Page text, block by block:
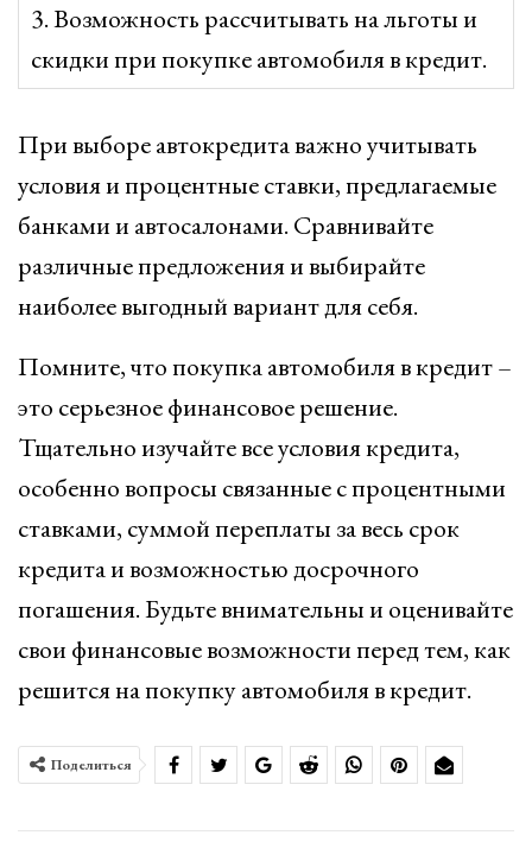
3. Возможность рассчитывать на льготы и
скидки при покупке автомобиля в кредит.
При выборе автокредита важно учитывать
условия и процентные ставки, предлагаемые
банками и автосалонами. Сравнивайте
различные предложения и выбирайте
наиболее выгодный вариант для себя.
Помните, что покупка автомобиля в кредит –
это серьезное финансовое решение.
Тщательно изучайте все условия кредита,
особенно вопросы связанные с процентными
ставками, суммой переплаты за весь срок
кредита и возможностью досрочного
погашения. Будьте внимательны и оценивайте
свои финансовые возможности перед тем, как
решится на покупку автомобиля в кредит.
Поделиться